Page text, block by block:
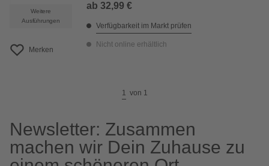
Weitere
Ausführungen
Merken
ab 32,99 €
Verfügbarkeit im Markt prüfen
Nicht online erhältlich
1 von 1
Newsletter: Zusammen
machen wir Dein Zuhause zu